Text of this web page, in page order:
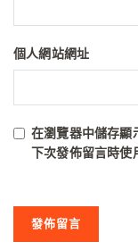
個人網站網址
在瀏覽器中儲存顯
下次發佈留言時使